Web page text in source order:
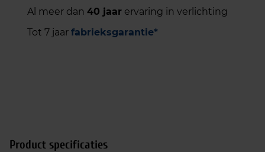
Al meer dan 40 jaar ervaring in verlichting
Tot 7 jaar fabrieksgarantie*
Product specificaties